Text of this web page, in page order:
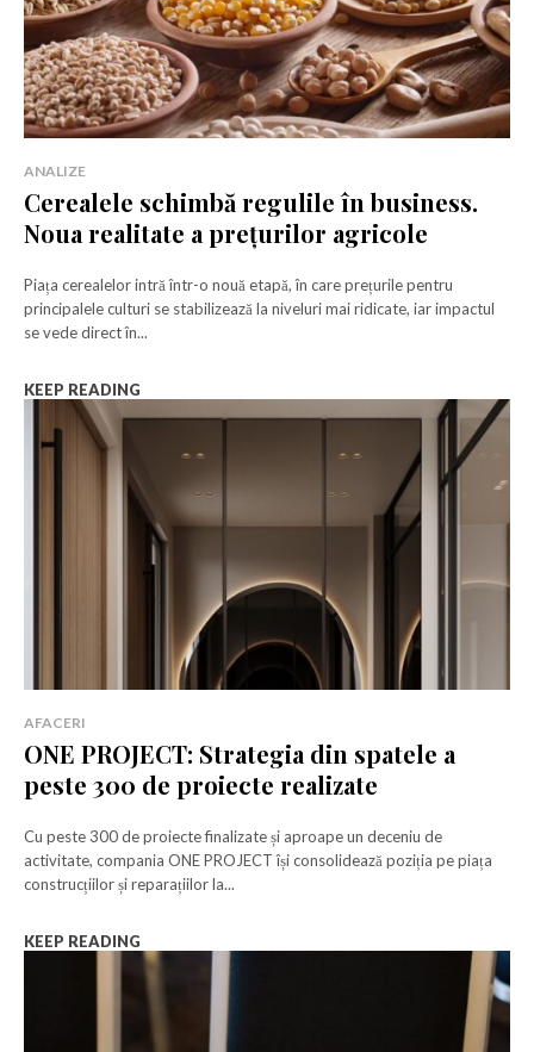
ANALIZE
Cerealele schimbă regulile în business.
Noua realitate a prețurilor agricole
Piața cerealelor intră într-o nouă etapă, în care prețurile pentru
principalele culturi se stabilizează la niveluri mai ridicate, iar impactul
se vede direct în...
KEEP READING
AFACERI
ONE PROJECT: Strategia din spatele a
peste 300 de proiecte realizate
Cu peste 300 de proiecte finalizate și aproape un deceniu de
activitate, compania ONE PROJECT își consolidează poziția pe piața
construcțiilor și reparațiilor la...
KEEP READING